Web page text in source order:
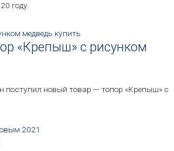
году.
«Крепыш» с рисунком
поступил новый товар — топор «Крепыш» с